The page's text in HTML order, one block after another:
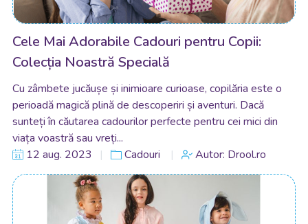
Cele Mai Adorabile Cadouri pentru Copii:
Colecția Noastră Specială
Cu zâmbete jucăușe și inimioare curioase, copilăria este o
perioadă magică plină de descoperiri și aventuri. Dacă
sunteți în căutarea cadourilor perfecte pentru cei mici din
viața voastră sau vreți...
12 aug. 2023
Cadouri Autor: Drool.ro